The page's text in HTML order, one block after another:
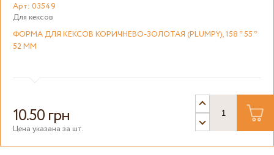
Арт: 03549
Для кексов
ФОРМА ДЛЯ КЕКСОВ КОРИЧНЕВО-ЗОЛОТАЯ (PLUMPY), 158 * 55 *
52 ММ
10.50 грн
Цена указана за шт.